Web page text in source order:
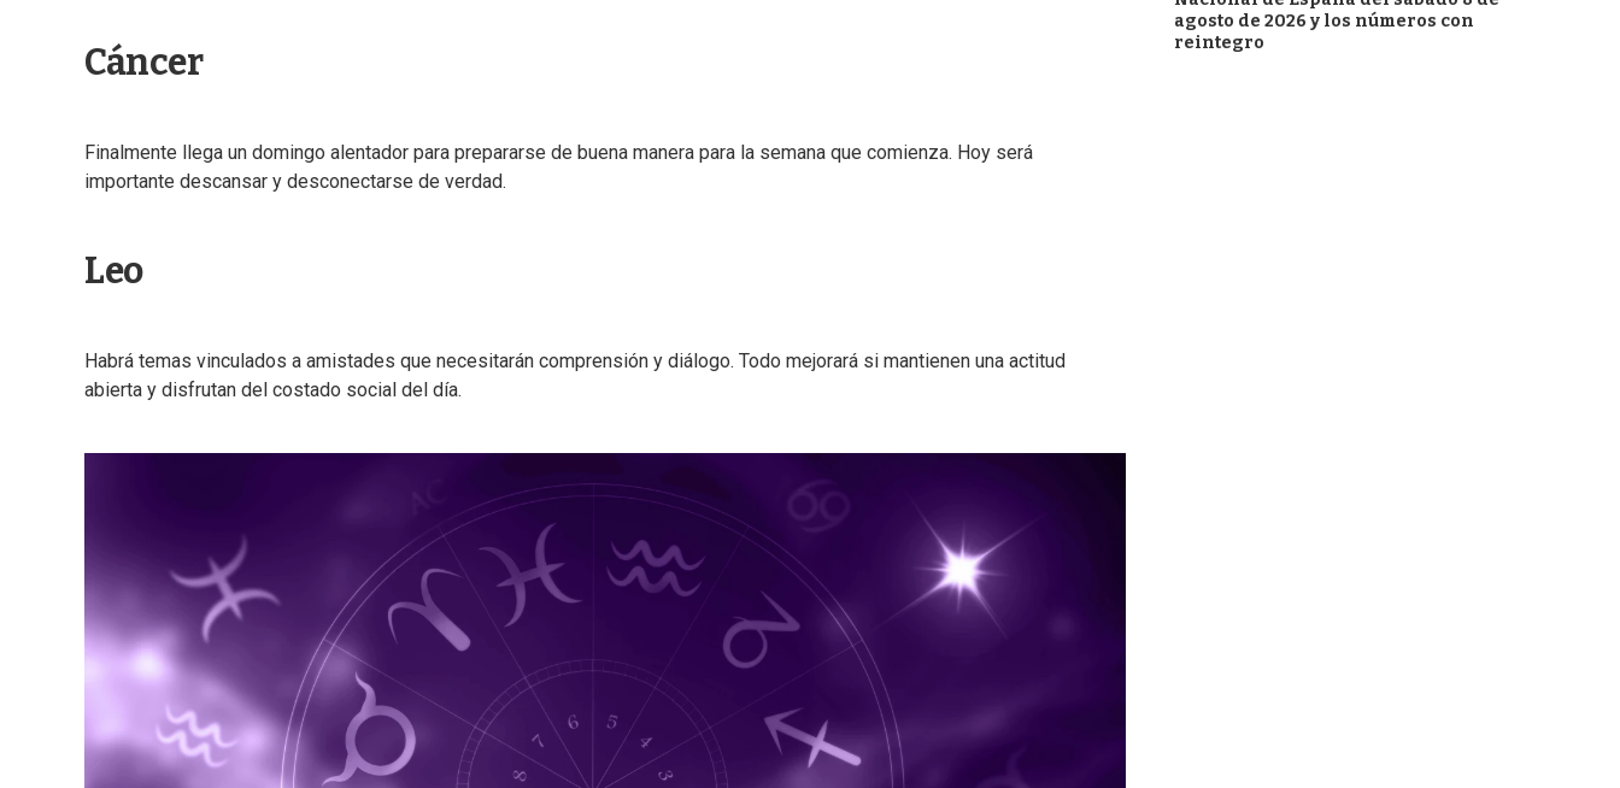
Cáncer
Finalmente llega un domingo alentador para prepararse de buena manera para la semana que comienza. Hoy será
importante descansar y desconectarse de verdad.
Leo
Habrá temas vinculados a amistades que necesitarán comprensión y diálogo. Todo mejorará si mantienen una actitud
abierta y disfrutan del costado social del día.
agosto de 2026 y los números con
reintegro